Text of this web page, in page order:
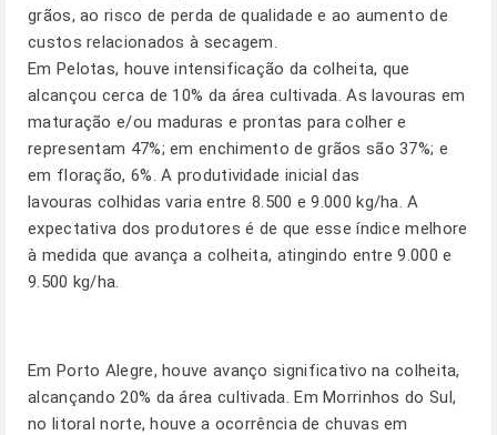
grãos, ao risco de perda de qualidade e ao aumento de
custos relacionados à secagem.
Em Pelotas, houve intensificação da colheita, que
alcançou cerca de 10% da área cultivada. As lavouras em
maturação e/ou maduras e prontas para colher e
representam 47%; em enchimento de grãos são 37%; e
em floração, 6%. A produtividade inicial das
lavouras colhidas varia entre 8.500 e 9.000 kg/ha. A
expectativa dos produtores é de que esse índice melhore
à medida que avança a colheita, atingindo entre 9.000 e
9.500 kg/ha.
Em Porto Alegre, houve avanço significativo na colheita,
alcançando 20% da área cultivada. Em Morrinhos do Sul,
no litoral norte, houve a ocorrência de chuvas em